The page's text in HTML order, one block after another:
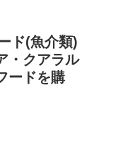
ド(魚介類)
・クアラル
ードを購